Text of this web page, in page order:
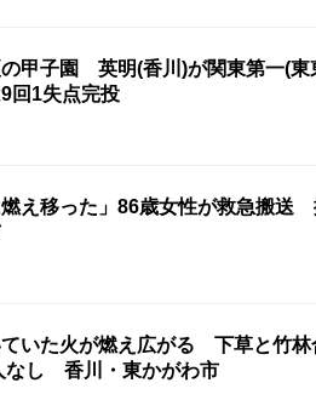
の甲子園 英明(香川)が関東第一(
回1失点完投
燃え移った」86歳女性が救急搬
いた火が燃え広がる 下草と竹林
なし 香川・東かがわ市